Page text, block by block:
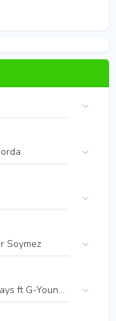
Soymez
Soyen Yurekler - Han ft Nikki Mays ft G-Young ft Ezka ft Hemraly